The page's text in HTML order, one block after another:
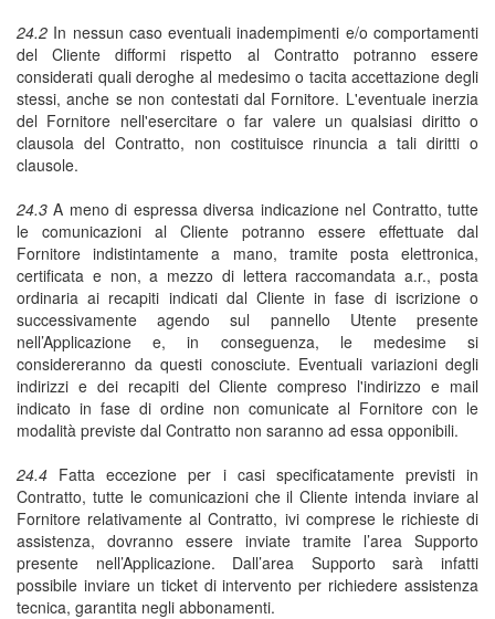
24.2 In nessun caso eventuali inadempimenti e/o comportamenti
del Cliente difformi rispetto al Contratto potranno essere
considerati quali deroghe al medesimo o tacita accettazione degli
stessi, anche se non contestati dal Fornitore. L'eventuale inerzia
del Fornitore nell'esercitare o far valere un qualsiasi diritto o
clausola del Contratto, non costituisce rinuncia a tali diritti o
clausole.
24.3 A meno di espressa diversa indicazione nel Contratto, tutte
le comunicazioni al Cliente potranno essere effettuate dal
Fornitore indistintamente a mano, tramite posta elettronica,
certificata e non, a mezzo di lettera raccomandata a.r., posta
ordinaria ai recapiti indicati dal Cliente in fase di iscrizione o
successivamente agendo sul pannello Utente presente
nell’Applicazione e, in conseguenza, le medesime si
considereranno da questi conosciute. Eventuali variazioni degli
indirizzi e dei recapiti del Cliente compreso l'indirizzo e mail
indicato in fase di ordine non comunicate al Fornitore con le
modalità previste dal Contratto non saranno ad essa opponibili.
24.4 Fatta eccezione per i casi specificatamente previsti in
Contratto, tutte le comunicazioni che il Cliente intenda inviare al
Fornitore relativamente al Contratto, ivi comprese le richieste di
assistenza, dovranno essere inviate tramite l’area Supporto
presente nell’Applicazione. Dall’area Supporto sarà infatti
possibile inviare un ticket di intervento per richiedere assistenza
tecnica, garantita negli abbonamenti.